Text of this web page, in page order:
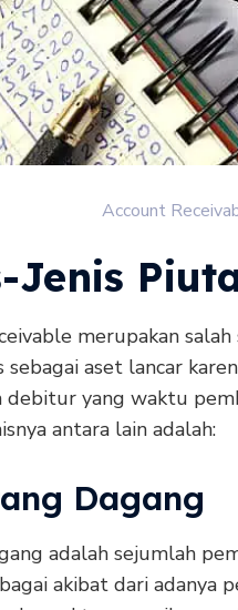
Account
Jenis
merupakan
aset lancar
debitur yang waktu
antara lain adalah:
Dagang
adalah sejumlah
akibat dari adanya